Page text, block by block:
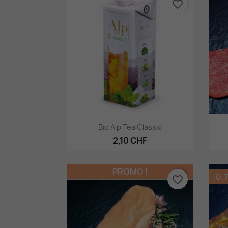
Aperçu rapide
Bio Alp Tea Classic
2,10 CHF
favorite_border
PROMO !
favorite_border -